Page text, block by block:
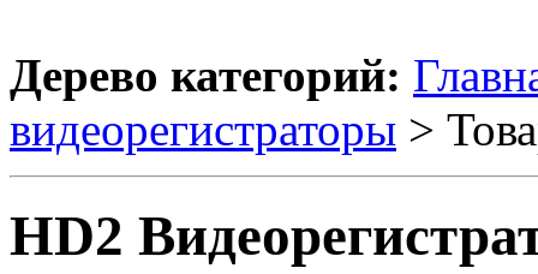
Дерево категорий:
видеорегистраторы >
HD2